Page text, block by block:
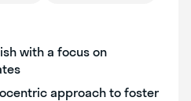
with a focus on
approach to foster